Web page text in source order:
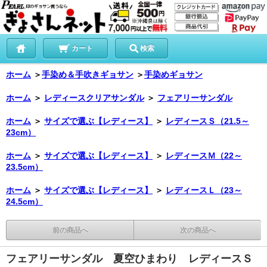
カート 検索
ホーム ＞手染め＆手吹きギョサン ＞手染めギョサン
ホーム ＞ レディースクリアサンダル ＞ フェアリーサンダル
ホーム ＞ サイズで選ぶ【レディース】 ＞ レディースＳ（21.5～
23cm）
ホーム ＞ サイズで選ぶ【レディース】 ＞ レディースＭ（22～
23.5cm）
ホーム ＞ サイズで選ぶ【レディース】 ＞ レディースＬ（23～
24.5cm）
前の商品へ 次の商品へ
フェアリーサンダル 夏空ひまわり レディースＳ